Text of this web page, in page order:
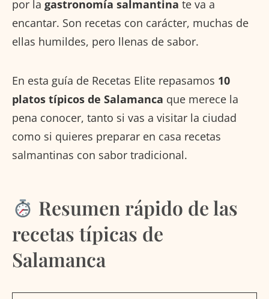
por la gastronomía salmantina te va a
encantar. Son recetas con carácter, muchas de
ellas humildes, pero llenas de sabor.
En esta guía de Recetas Elite repasamos 10
platos típicos de Salamanca que merece la
pena conocer, tanto si vas a visitar la ciudad
como si quieres preparar en casa recetas
salmantinas con sabor tradicional.
Resumen rápido de las
recetas típicas de
Salamanca